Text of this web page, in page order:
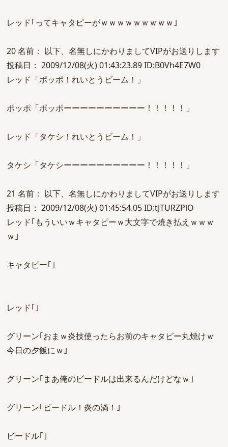
レッド｢ってキャタピーがｗｗｗｗｗｗｗｗｗ｣
20 名前： 以下、名無しにかわりましてVIPがお送りします
投稿日： 2009/12/08(火) 01:43:23.89 ID:B0Vh4E7W0
レッド「ポッポ！れいとうビーム！」
ポッポ「ポッポーーーーーーーーーー！！！！！」
レッド「タケシ！れいとうビーム！」
タケシ「タケシーーーーーーーーーー！！！！！」
21 名前： 以下、名無しにかわりましてVIPがお送りします
投稿日： 2009/12/08(火) 01:45:54.05 ID:tJTURZPlO
レッド｢もういいｗキャタピーｗ大文字で焼き払えｗｗｗ
ｗ｣
キャタピー｢｣
レッド｢｣
グリーン｢おまｗ炎技使ったらお前のキャタピー丸焼けｗ
今日の夕飯にｗ｣
グリーン｢まあ俺のビードルは出来るんだけどなｗ｣
グリーン｢ビードル！炎の渦！｣
ビードル｢｣